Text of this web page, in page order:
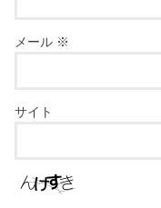
メール ※
サイト